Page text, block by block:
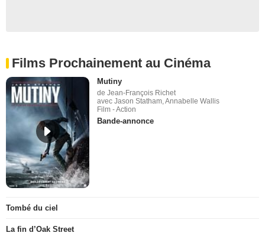
Films Prochainement au Cinéma
Mutiny
de Jean-François Richet
avec Jason Statham, Annabelle Wallis
Film - Action
Bande-annonce
Tombé du ciel
La fin d’Oak Street